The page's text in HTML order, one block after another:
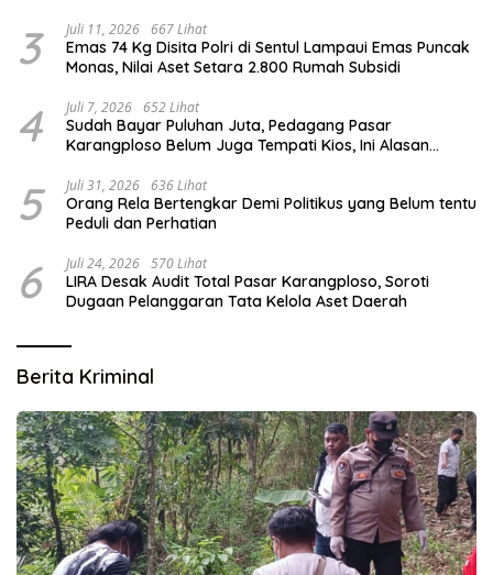
3 Juli 11, 2026 667 Lihat
Emas 74 Kg Disita Polri di Sentul Lampaui Emas Puncak
Monas, Nilai Aset Setara 2.800 Rumah Subsidi
4 Juli 7, 2026 652 Lihat
Sudah Bayar Puluhan Juta, Pedagang Pasar
Karangploso Belum Juga Tempati Kios, Ini Alasan
5 Juli 31, 2026 636 Lihat
Orang Rela Bertengkar Demi Politikus yang Belum tentu
Peduli dan Perhatian
6 Juli 24, 2026 570 Lihat
LIRA Desak Audit Total Pasar Karangploso, Soroti
Dugaan Pelanggaran Tata Kelola Aset Daerah
Berita Kriminal